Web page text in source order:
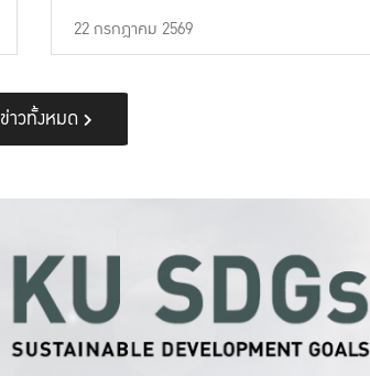
22 กรกฎาคม 2569
ข่าวทั้งหมด